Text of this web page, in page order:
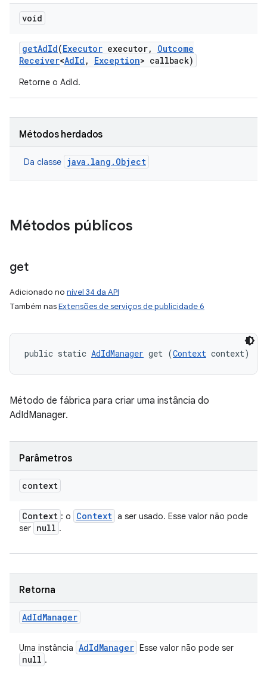
void
getAdId(Executor executor,
Outcome
Receiver<AdId , Exception> callback)
Retorne o AdId.
Métodos herdados
Da classe java.lang.Object
Métodos públicos
get
Adicionado no nível 34 da API
Também nasExtensões de serviços de publicidade 6
public static AdIdManager get (Context context)
Método de fábrica para criar uma instância do
AdIdManager.
Parâmetros
context
Context : o Context a ser usado. Esse valor não pode
ser null .
Retorna
AdIdManager
Uma instância AdIdManager Esse valor não pode ser
null .